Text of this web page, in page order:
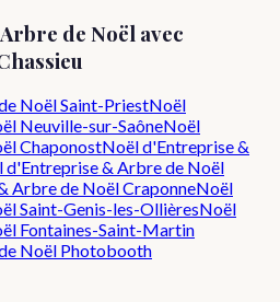
de Noël avec
NoëlSaint-PriestNoël
Neuville-sur-SaôneNoël
ChaponostNoël d'Entreprise &
d'Entreprise & Arbre de Noël
Arbre de NoëlCraponneNoël
Saint-Genis-les-OllièresNoël
Fontaines-Saint-Martin
Noël Photobooth